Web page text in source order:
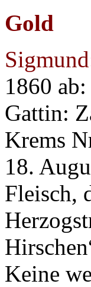
Gold
1860
Gattin:
Krems
18.
Fleisch,
Keine